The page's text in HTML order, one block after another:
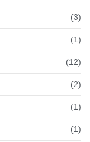
(3)
(1)
(12)
(2)
(1)
(1)